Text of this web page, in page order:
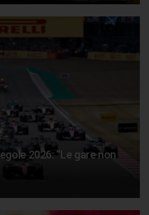
2026: “Le gare non